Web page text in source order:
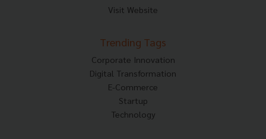
Visit Website
Trending Tags
Corporate Innovation
Digital Transformation
E-Commerce
Startup
Technology